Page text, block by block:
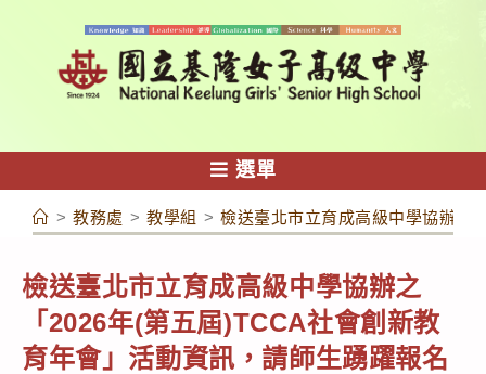
容
選單
> 教務處 > 教學組 > 檢送臺北市立育成高級中學協辦之
檢送臺北市立育成高級中學協辦之
「2026年(第五屆)TCCA社會創新教
育年會」活動資訊，請師生踴躍報名